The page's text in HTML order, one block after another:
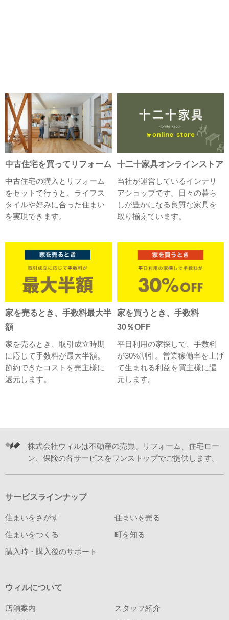
中古住宅を買ってリフォーム
中古住宅の購入とリフォーム
をセットで行うと、ライフス
タイルや好みに合った住まい
を実現できます。
十二十家具オンラインストア
当社が運営しているインテリ
アショップです。日々の暮ら
しが豊かになる良質な家具を
取り揃えています。
家を売るとき、手数料最大半
額
家を売るとき、取引成立時期
に応じて手数料が最大半額。
節約できたコストを売主様に
還元します。
家を買うとき、手数料
30％OFF
平日利用の家探しで、手数料
が30%割引。営業稼働率を上げ
て生まれる利益を買主様に還
元します。
株式会社ウィルは不動産の売買、リフォーム、住宅ロー
ン、保険の各サービスをワンストップでご提供します。
サービスラインナップ
住まいをさがす 住まいを売る
住まいをつくる 町を知る
購入時・購入後のサポート
ウィルについて
店舗案内 スタッフ紹介